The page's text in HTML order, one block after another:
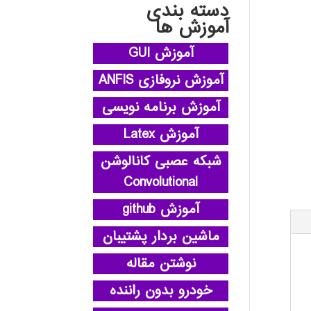
دسته بندی
آموزش ها
آموزش GUI
آموزش نروفازی ANFIS
آموزش برنامه نویسی
آموزش Latex
شبکه عصبی کانالوشن
Convolutional
آموزش github
ماشین بردار پشتیبان
نوشتن مقاله
خودرو بدون راننده